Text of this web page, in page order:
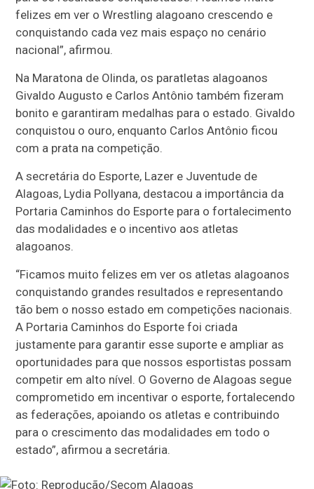
felizes em ver o Wrestling alagoano crescendo e
conquistando cada vez mais espaço no cenário
nacional”, afirmou.
Na Maratona de Olinda, os paratletas alagoanos
Givaldo Augusto e Carlos Antônio também fizeram
bonito e garantiram medalhas para o estado. Givaldo
conquistou o ouro, enquanto Carlos Antônio ficou
com a prata na competição.
A secretária do Esporte, Lazer e Juventude de
Alagoas, Lydia Pollyana, destacou a importância da
Portaria Caminhos do Esporte para o fortalecimento
das modalidades e o incentivo aos atletas
alagoanos.
“Ficamos muito felizes em ver os atletas alagoanos
conquistando grandes resultados e representando
tão bem o nosso estado em competições nacionais.
A Portaria Caminhos do Esporte foi criada
justamente para garantir esse suporte e ampliar as
oportunidades para que nossos esportistas possam
competir em alto nível. O Governo de Alagoas segue
comprometido em incentivar o esporte, fortalecendo
as federações, apoiando os atletas e contribuindo
para o crescimento das modalidades em todo o
estado”, afirmou a secretária.